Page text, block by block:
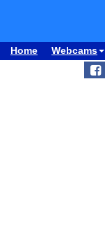
Home Webcams